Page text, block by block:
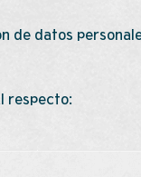
de datos
respecto: